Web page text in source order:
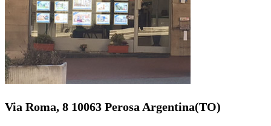
Via Roma, 8 10063 Perosa Argentina(TO)